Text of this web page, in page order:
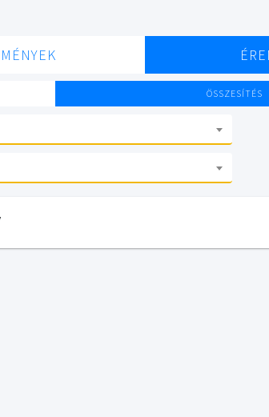
ÖSSZESÍTÉS